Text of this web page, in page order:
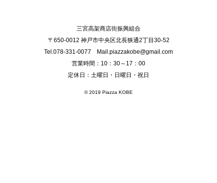
三宮高架商店街振興組合
〒650-0012 神戸市中央区北長狭通2丁目30-52
Tel.078-331-0077 Mail.piazzakobe@gmail.com
営業時間：10：30～17：00
定休日：土曜日・日曜日・祝日
© 2019 Piazza KOBE